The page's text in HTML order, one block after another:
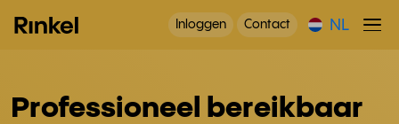
Inloggen Contact NL
Professioneel bereikbaar